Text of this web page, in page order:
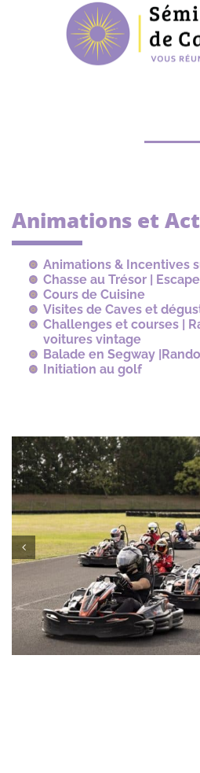
Animations et
Animations & Incentives
Chasse au Trésor |
Cours de Cuisine
Visites de Caves et
Challenges et courses |
voitures vintage
Balade en Segway
Initiation au golf